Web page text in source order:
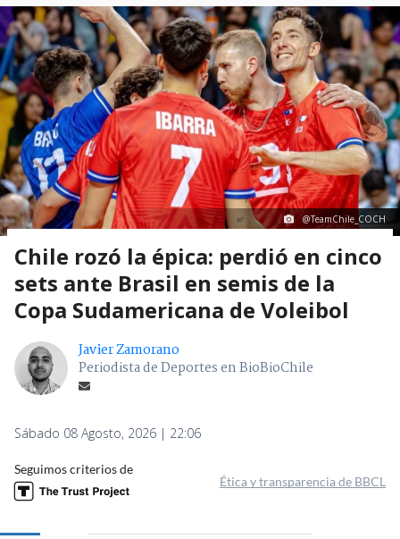
@TeamChile_COCH
Chile rozó la épica: perdió en cinco
sets ante Brasil en semis de la
Copa Sudamericana de Voleibol
Javier Zamorano
Periodista de Deportes en BioBioChile
Sábado 08 Agosto, 2026 | 22:06
Seguimos criterios de
Ética y transparencia de BBCL